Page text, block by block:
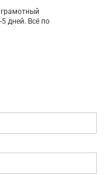
дней. Всё по